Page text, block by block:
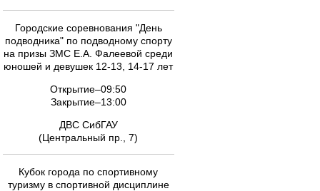
Городские соревнования "День
подводника" по подводному спорту
на призы ЗМС Е.А. Фалеевой среди
юношей и девушек 12-13, 14-17 лет
Открытие–09:50
Закрытие–13:00
ДВС СибГАУ
(Центральный пр., 7)
Кубок города по спортивному
туризму в спортивной дисциплине